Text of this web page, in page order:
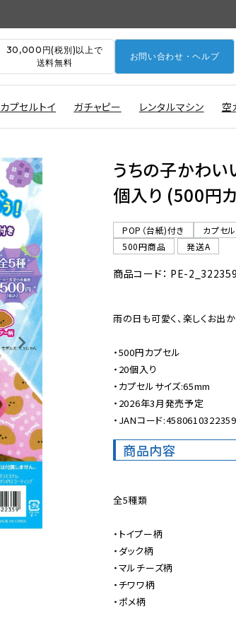
30,000円(税別)以上で
送料無料
お問い合わせ・ヘルプ
カプセルトイ ガチャピー レンタルマシン 空
うちの子かわい
個入り (500円
POP（台紙)付き
カプセ
500円商品
発送A
商品コード： PE-2_322359
雨の日も可愛く、楽しくお出か
・500円カプセル
・20個入り
・カプセルサイズ:65mm
・2026年3月発売予定
・JANコード:4580610322359
商品内容
全5種類
・トイプー柄
・ダック柄
・マルチーズ柄
・チワワ柄
・ポメ柄